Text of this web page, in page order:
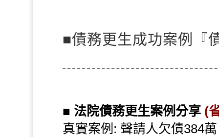
■債務更生成功案例『
■ 法院債務更生案例分享(
真實案例: 聲請人欠債384